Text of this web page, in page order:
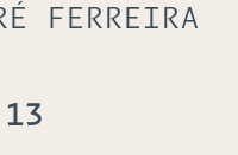
FERREIRA